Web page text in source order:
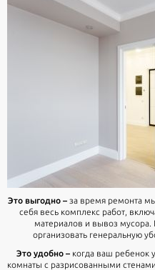
Это выгодно – за время ремонта
себя весь комплекс работ,
материалов и вывоз
организовать генеральную
Это удобно – когда ваш ребенок
комнаты с разрисованными